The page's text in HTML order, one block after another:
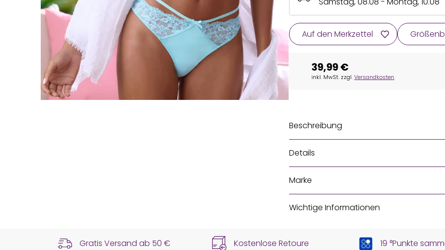
Auf den Merkzettel
39,99 €
inkl. MwSt. zzgl.Versandkosten
Beschreibung
Details
Marke
Wichtige Informationen
Gratis Versand ab 50 € Kostenlose Retoure 19 °Punkte